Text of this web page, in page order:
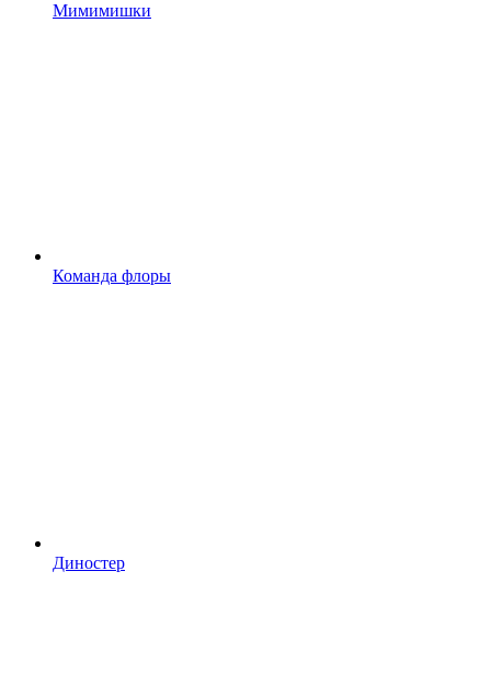
Мимимишки
Команда флоры
Диностер